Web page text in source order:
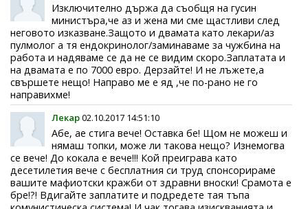
Изключително държа да съобщя на гусин
министъра,че аз и жена ми сме щастливи след
неговото изказване.Защото и двамата като лекари/аз
пулмолог а тя ендокринолог/заминаваме за чужбина на
работа и надяваме се да не се видим скоро.Заплатата и
на двамата е по 7000 евро. Дерзайте! И не лъжете,а
свършете нещо! Направо ме е яд ,че по-рано не го
направихме!
Лекар02.10.2017 14:51:10
Абе, ае стига вече! Оставка бе! Щом не можеш и
нямаш топки, може ли такова нещо? Изнемогва
се вече! До кокала е вече!!! Кой преиграва като
десетилетия вече с бесплатния си труд спонсорираме
вашите мафиотски кражби от здравни вноски! Срамота е
бре!?! Вдигайте заплатите и подредете тая тъпа